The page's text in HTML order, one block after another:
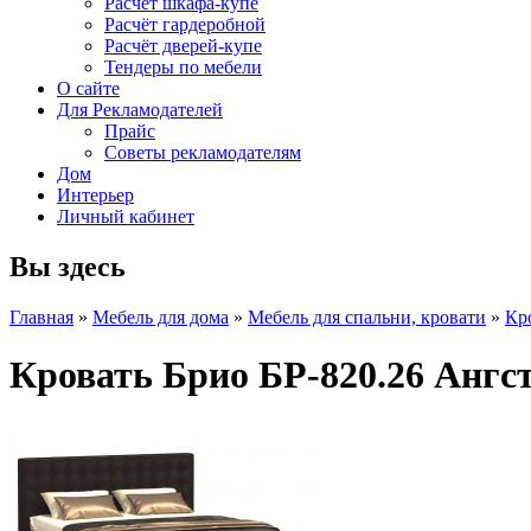
Расчёт гардеробной
Расчёт дверей-купе
Тендеры по мебели
О сайте
Для Рекламодателей
Прайс
Советы рекламодателям
Дом
Интерьер
Личный кабинет
Вы здесь
Главная » Мебель для дома » Мебель для спальни, кровати »
Кровать Брио БР-820.26